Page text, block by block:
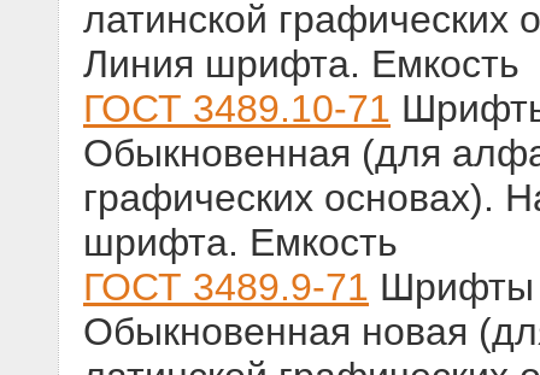
латинской графических
Линия шрифта. Емкость
ГОСТ 3489.10-71
Обыкновенная (для
графических основах).
шрифта. Емкость
ГОСТ 3489.9-71 Шрифты
Обыкновенная новая